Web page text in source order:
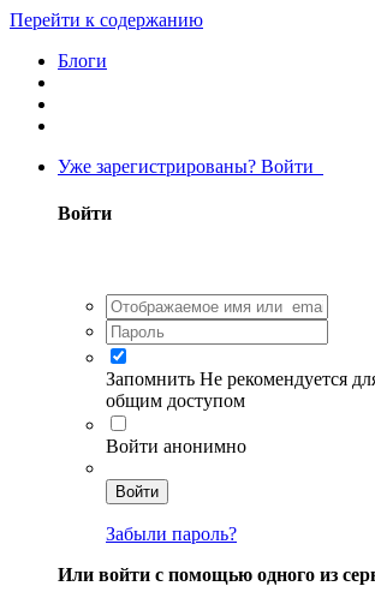
Перейти к содержанию
Блоги
Уже зарегистрированы? Войти
Войти
Запомнить Не рекомендуется
общим доступом
Войти анонимно
Войти
Забыли пароль?
Или войти с помощью одного из